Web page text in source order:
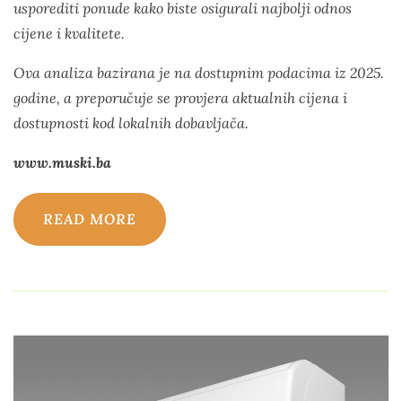
usporediti ponude kako biste osigurali najbolji odnos
cijene i kvalitete.
Ova analiza bazirana je na dostupnim podacima iz 2025.
godine, a preporučuje se provjera aktualnih cijena i
dostupnosti kod lokalnih dobavljača.
www.muski.ba
READ MORE